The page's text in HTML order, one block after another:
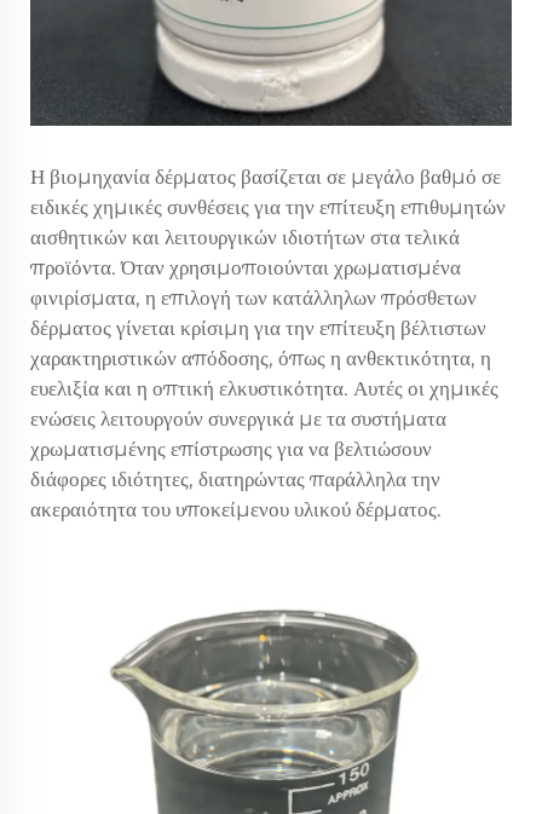
Η βιομηχανία δέρματος βασίζεται σε μεγάλο βαθμό σε
ειδικές χημικές συνθέσεις για την επίτευξη επιθυμητών
αισθητικών και λειτουργικών ιδιοτήτων στα τελικά
προϊόντα. Όταν χρησιμοποιούνται χρωματισμένα
φινιρίσματα, η επιλογή των κατάλληλων πρόσθετων
δέρματος γίνεται κρίσιμη για την επίτευξη βέλτιστων
χαρακτηριστικών απόδοσης, όπως η ανθεκτικότητα, η
ευελιξία και η οπτική ελκυστικότητα. Αυτές οι χημικές
ενώσεις λειτουργούν συνεργικά με τα συστήματα
χρωματισμένης επίστρωσης για να βελτιώσουν
διάφορες ιδιότητες, διατηρώντας παράλληλα την
ακεραιότητα του υποκείμενου υλικού δέρματος.